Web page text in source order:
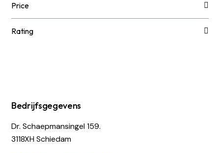
Price
Rating
Bedrijfsgegevens
Dr. Schaepmansingel 159.
3118XH Schiedam